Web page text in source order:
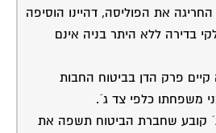
את הפוליסה, דהיינו הוסיפה
בדירה ללא היתר בניה אינם
קיים פרק הדן בביטוח החבות
משפחתו כלפי צד ג´.
קובע שחברת הביטוח תשפה את